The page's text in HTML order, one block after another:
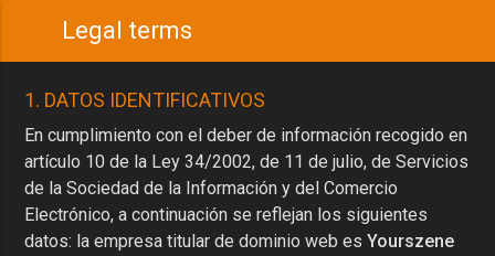
Legal terms
1. DATOS IDENTIFICATIVOS
En cumplimiento con el deber de información recogido en
artículo 10 de la Ley 34/2002, de 11 de julio, de Servicios
de la Sociedad de la Información y del Comercio
Electrónico, a continuación se reflejan los siguientes
datos: la empresa titular de dominio web esYourszene